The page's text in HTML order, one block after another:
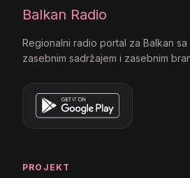
Balkan Radio
Regionalni radio portal za Balkan sa
zasebnim sadržajem i zasebnim
PROJEKT